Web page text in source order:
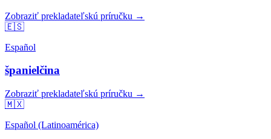
Zobraziť prekladateľskú príručku →
🇪🇸
Español
španielčina
Zobraziť prekladateľskú príručku →
🇲🇽
Español (Latinoamérica)